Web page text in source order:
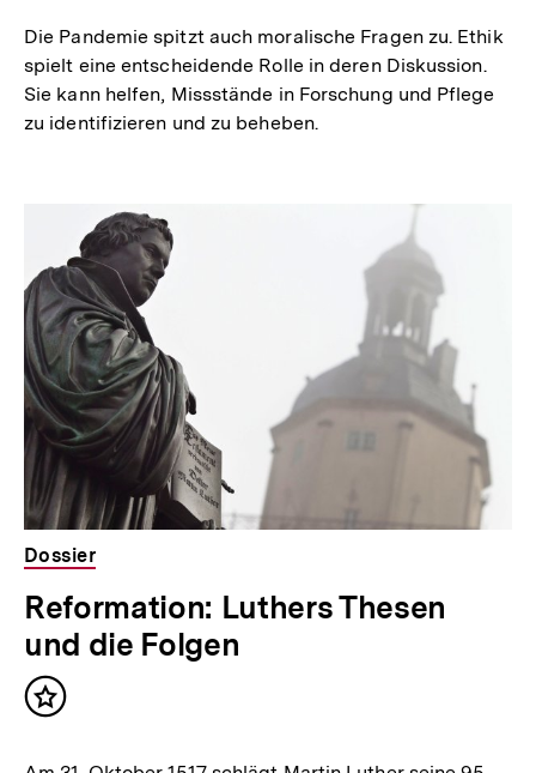
Die Pandemie spitzt auch moralische Fragen zu. Ethik
spielt eine entscheidende Rolle in deren Diskussion.
Sie kann helfen, Missstände in Forschung und Pflege
zu identifizieren und zu beheben.
Dossier
Reformation: Luthers Thesen
und die Folgen
Inhalt